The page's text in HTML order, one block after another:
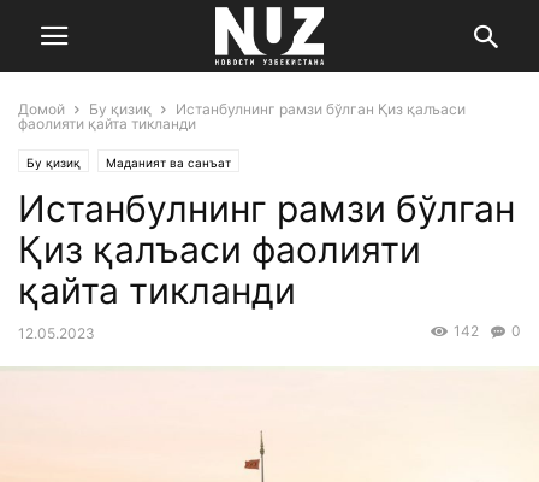
Домой Бу қизиқ
Истанбулнинг рамзи бўлган Қиз қалъаси
фаолияти қайта тикланди
Бу қизиқ Маданият ва санъат
Истанбулнинг рамзи бўлган
Қиз қалъаси фаолияти
қайта тикланди
12.05.2023 0
142